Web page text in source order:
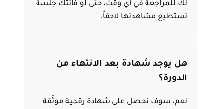
لك للمراجعة في أي وقت، حتى لو فاتتك جلسة
تستطيع مشاهدتها لاحقاً.
هل يوجد شهادة بعد الانتهاء من
الدورة؟
نعم، سوف تحصل على شهادة رقمية موثّقة